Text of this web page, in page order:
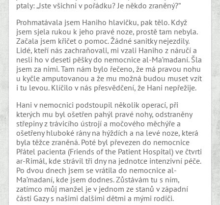
ptaly: „Jste všichni v pořádku? Je někdo zraněný?“
Prohmatávala jsem Haniho hlavičku, pak tělo. Když
jsem sjela rukou k jeho pravé noze, prostě tam nebyla.
Začala jsem křičet o pomoc. Žádné sanitky nejezdily.
Lidé, kteří nás zachraňovali, mi vzali Haniho z náručí a
nesli ho v deseti pěšky do nemocnice al-Ma’madaní. Šla
jsem za nimi. Tam nám bylo řečeno, že má pravou nohu
u kyčle amputovanou a že mu možná budou muset vzít
i tu levou. Klíčilo v nás přesvědčení, že Hani nepřežije.
Hani v nemocnici podstoupil několik operací, při
kterých mu byl ošetřen pahýl pravé nohy, odstraněny
střepiny z trávicího ústrojí a močového měchýře a
ošetřeny hluboké rány na hýždích a na levé noze, která
byla těžce zraněná. Poté byl převezen do nemocnice
Přátel pacienta (Friends of the Patient Hospital) ve čtvrti
ar-Rimál, kde strávil tři dny na jednotce intenzivní péče.
Po dvou dnech jsem se vrátila do nemocnice al-
Ma’madaní, kde jsem dodnes. Zůstávám tu s ním,
zatímco můj manžel je v jednom ze stanů v západní
části Gazy s našimi dalšími dětmi a mými rodiči.